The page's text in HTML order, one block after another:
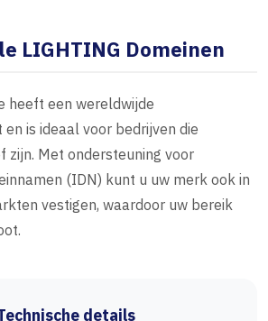
LIGHTING Domeinen
heeft een wereldwijde
is ideaal voor bedrijven die
zijn. Met ondersteuning voor
(IDN) kunt u uw merk ook in
vestigen, waardoor uw bereik
details